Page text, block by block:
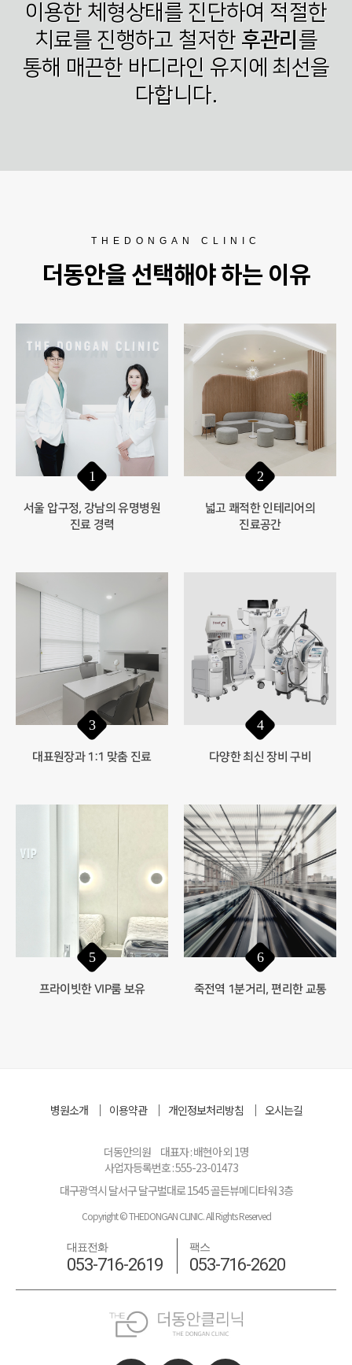
이용한 체형상태를 진단하여 적절한
치료를 진행하고 철저한 후관리 를
통해 매끈한 바디라인 유지에 최선을
다합니다.
THEDONGAN CLINIC
더동안을 선택해야 하는 이유
1
서울 압구정, 강남의 유명병원
진료 경력
2
넓고 쾌적한 인테리어의
진료공간
3
대표원장과 1:1 맞춤 진료
4
다양한 최신 장비 구비
5
프라이빗한 VIP룸 보유
6
죽전역 1분거리, 편리한 교통
병원소개 이용약관 개인정보처리방침 오시는길
더동안의원
대표자 : 배현아 외 1명
사업자등록번호 : 555-23-01473
대구광역시 달서구 달구벌대로 1545 골든뷰메디타워 3층
Copyright © THEDONGAN CLINIC. All Rights Reserved
대표전화
053-716-2619
팩스
053-716-2620